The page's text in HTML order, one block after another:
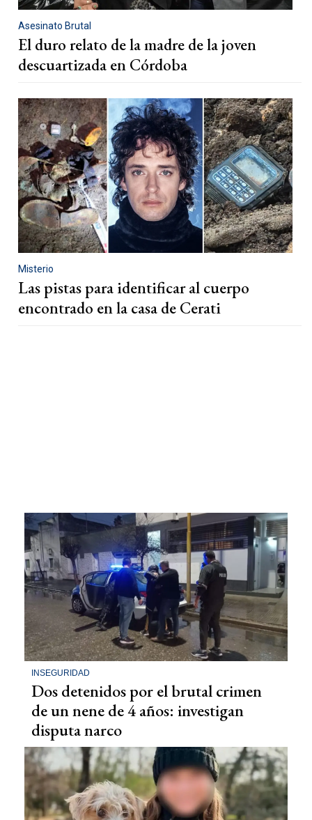
Asesinato Brutal
El duro relato de la madre de la joven
descuartizada en Córdoba
Misterio
Las pistas para identificar al cuerpo
encontrado en la casa de Cerati
INSEGURIDAD
Dos detenidos por el brutal crimen
de un nene de 4 años: investigan
disputa narco